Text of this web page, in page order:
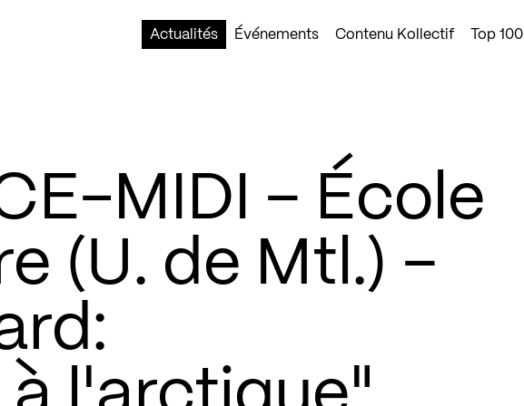
Actualités
Événements Contenu Kollectif Top 100
MIDI – École
(U. de Mtl.) –